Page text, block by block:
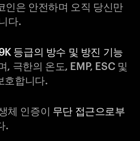
인은 안전하며 오직 당신만
다.
등급의 방수 및 방진 기능
, 극한의 온도, EMP, ESC 및
호합니다.
체 인증이 무단 접근으로부
.